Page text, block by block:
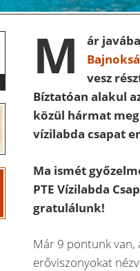
M ár
vesz
Bíztatóan alakul
közül hármat
vízilabda csapat
Ma ismét
PTE Vízilabda
gratulálunk!
Már 9 pontunk van,
erőviszonyokat